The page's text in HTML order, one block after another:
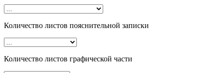
Количество листов пояснительной записки
Количество листов графической части